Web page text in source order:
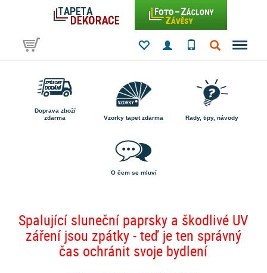
Doprava zboží
zdarma
Vzorky tapet zdarma Rady, tipy, návody
O čem se mluví
Spalující sluneční paprsky a škodlivé UV
záření jsou zpátky - teď je ten správný
čas ochránit svoje bydlení